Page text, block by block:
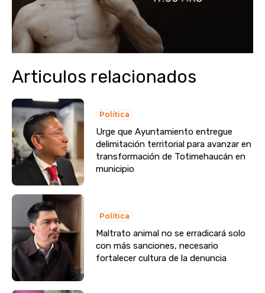
Articulos relacionados
Política
Urge que Ayuntamiento entregue
delimitación territorial para avanzar en
transformación de Totimehaucán en
municipio
Política
Maltrato animal no se erradicará solo
con más sanciones, necesario
fortalecer cultura de la denuncia